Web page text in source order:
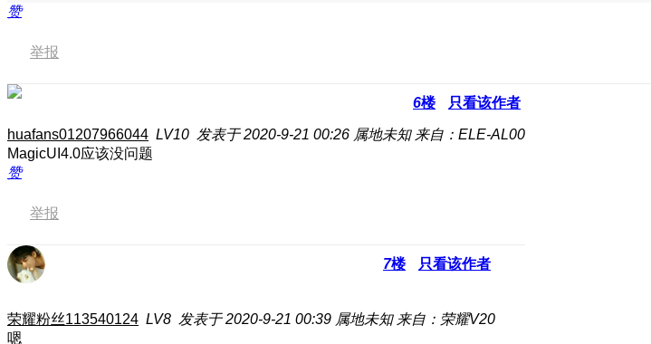
赞
举报
6楼 只看该作者
huafans01207966044 LV10 发表于 2020-9-21 00:26 属地未知 来自：ELE-AL00
MagicUI4.0应该没问题
赞
举报
7楼 只看该作者
荣耀粉丝113540124 LV8 发表于 2020-9-21 00:39 属地未知 来自：荣耀V20
嗯